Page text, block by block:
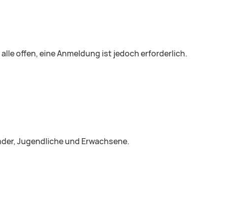
offen, eine Anmeldung ist jedoch erforderlich.
Jugendliche und Erwachsene.